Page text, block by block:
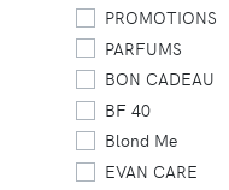
PROMOTIONS
PARFUMS
BON CADEAU
BF 40
Blond Me
EVAN CARE